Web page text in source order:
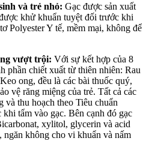
và trẻ nhỏ: Gạc được sản xuất
khử khuẩn tuyệt đối trước khi
Polyester Y tế, mềm mại, không để
vượt trội: Với sự kết hợp của 8
phần chiết xuất từ thiên nhiên: Rau
ong, đều là các bài thuốc quý,
vệ răng miệng của trẻ. Tất cả các
và thu hoạch theo Tiêu chuẩn
tẩm vào gạc. Bên cạnh đó gạc
xylitol, glycerin và acid
không cho vi khuẩn và nấm